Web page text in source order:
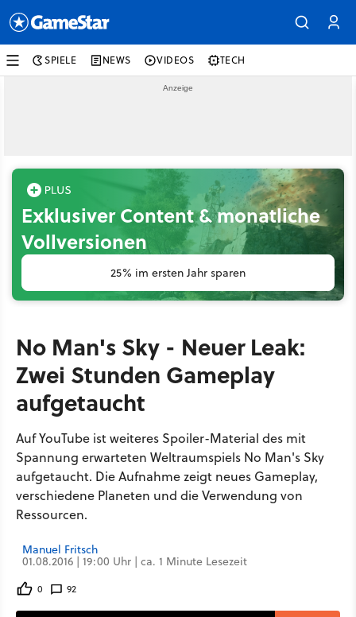
SPIELE NEWS VIDEOS TECH
Exklusiver Content & monatliche
Vollversionen
25% im ersten Jahr sparen
No Man's Sky - Neuer Leak:
Zwei Stunden Gameplay
aufgetaucht
Auf YouTube ist weiteres Spoiler-Material des mit
Spannung erwarteten Weltraumspiels No Man's Sky
aufgetaucht. Die Aufnahme zeigt neues Gameplay,
verschiedene Planeten und die Verwendung von
Ressourcen.
Manuel Fritsch
01.08.2016 | 19:00 Uhr | ca. 1 Minute Lesezeit
0 92